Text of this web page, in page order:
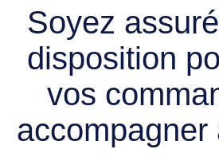
Soyez
disposition
vos